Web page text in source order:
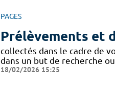
PAGES
Prélèvements et
collectés dans le cadre de
dans un but de recherche
18/02/2026 15:25